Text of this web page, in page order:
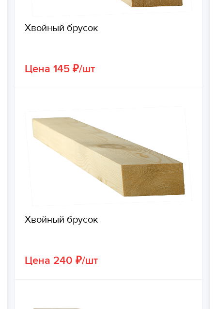
Хвойный брусок
Цена 145 ₽/шт
Хвойный брусок
Цена 240 ₽/шт